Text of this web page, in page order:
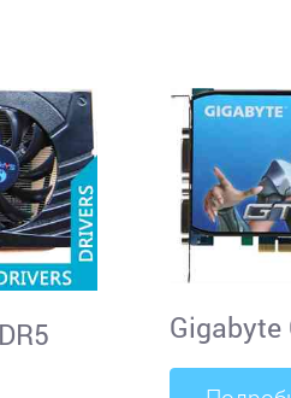
Gigabyte